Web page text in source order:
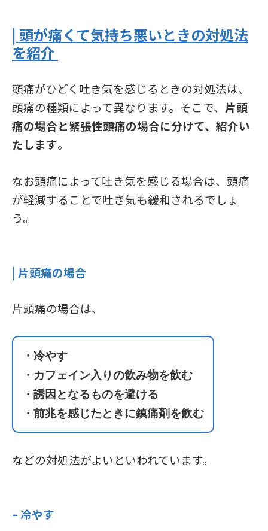
| 頭が痛くて気持ち悪いときの対処法
を紹介
頭痛がひどく吐き気を感じるときの対処法は、
頭痛の種類によって異なります。そこで、 片頭
痛の場合と緊張性頭痛の場合に分けて、紹介い
たします。
なお頭痛によって吐き気を感じる場合は、頭痛
が軽減することで吐き気も緩和されるでしょ
う。
| 片頭痛の場合
片頭痛の場合は、
・冷やす
・カフェイン入りの飲み物を飲む
・誘因となるものを避ける
・前兆を感じたときに鎮痛剤を飲む
などの対処法がよいといわれています。
– 冷やす